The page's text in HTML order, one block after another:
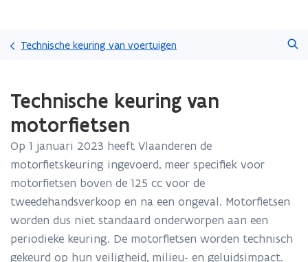
en
naar
gaan
Technische keuring van voertuigen
met
laden.
zich
op:
Technische
keuring
motorfietsen
Technische keuring van
motorfietsen
Op 1 januari 2023 heeft Vlaanderen de
motorfietskeuring ingevoerd, meer specifiek voor
motorfietsen boven de 125 cc voor de
tweedehandsverkoop en na een ongeval. Motorfietsen
worden dus niet standaard onderworpen aan een
periodieke keuring. De motorfietsen worden technisch
gekeurd op hun veiligheid, milieu- en geluidsimpact.